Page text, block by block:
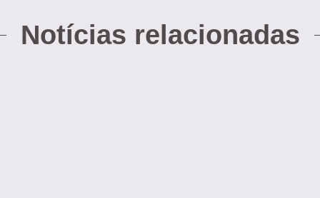
Notícias relacionadas